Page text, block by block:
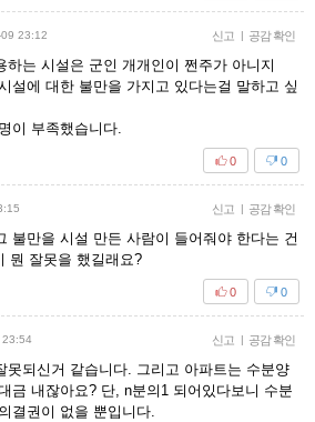
23:12 신고 | 공감 확인
하는 시설은 군인 개개인이 쩐주가 아니지
설에 대한 불만을 가지고 있다는걸 말하고 싶
이 부족했습니다.
0
0
신고 | 공감 확인
불만을 시설 만든 사람이 들어줘야 한다는 건
뭔 잘못을 했길래요?
0
0
신고 | 공감 확인
못되신거 같습니다. 그리고 아파트는 수분양
금 내잖아요? 단, n분의1 되어있다보니 수분
결권이 없을 뿐입니다.